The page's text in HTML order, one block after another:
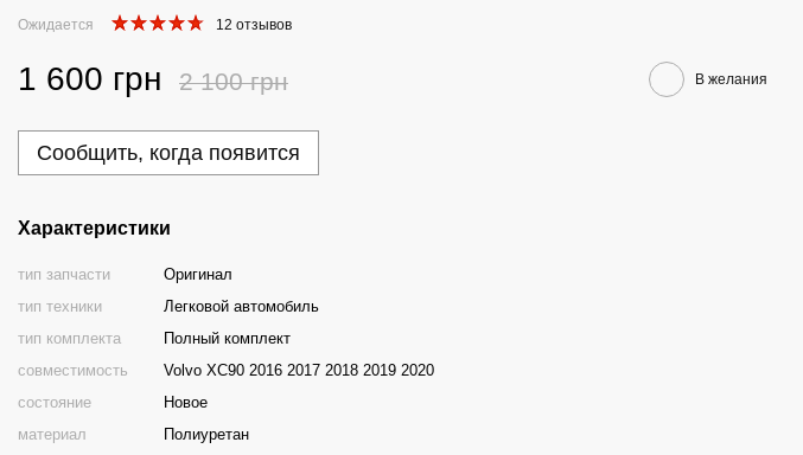
Ожидается 12 отзывов
1 600 грн 2 100 грн В желания
Сообщить, когда появится
Характеристики
тип запчасти
Оригинал
тип техники
Легковой автомобиль
тип комплекта
Полный комплект
совместимость
Volvo ХС90 2016 2017 2018 2019 2020
состояние
Новое
материал
Полиуретан